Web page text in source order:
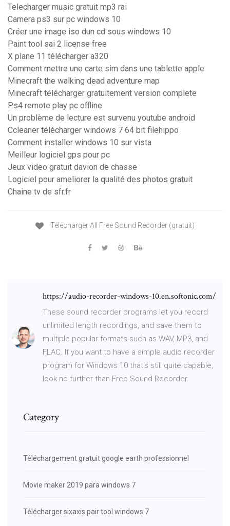
Telecharger music gratuit mp3 rai
Camera ps3 sur pc windows 10
Créer une image iso dun cd sous windows 10
Paint tool sai 2 license free
X plane 11 télécharger a320
Comment mettre une carte sim dans une tablette apple
Minecraft the walking dead adventure map
Minecraft télécharger gratuitement version complete
Ps4 remote play pc offline
Un problème de lecture est survenu youtube android
Ccleaner télécharger windows 7 64 bit filehippo
Comment installer windows 10 sur vista
Meilleur logiciel gps pour pc
Jeux video gratuit davion de chasse
Logiciel pour ameliorer la qualité des photos gratuit
Chaine tv de sfr.fr
Télécharger All Free Sound Recorder (gratuit)
https://audio-recorder-windows-10.en.softonic.com/
These sound recorder programs let you record
unlimited length recordings, and save them to
multiple popular formats such as WAV, MP3, and
FLAC. If you want to have a simple audio recorder
program for Windows 10 that's still quite capable,
look no further than Free Sound Recorder.
Category
Téléchargement gratuit google earth professionnel
Movie maker 2019 para windows 7
Télécharger sixaxis pair tool windows 7